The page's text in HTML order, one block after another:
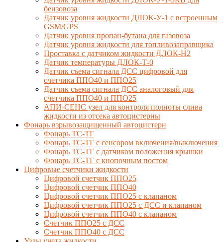
бензовоза
Датчик уровня жидкости ДЛОК-У-1 с встроенным
GSM/GPS
Датчик уровня пропан-бутана для газовоза
Датчик уровня жидкости для топливозаправщика
Проставка с датчиком жидкости ДЛОК-Н2
Датчик температуры ДЛОК-Т-0
Датчик съема сигнала ДСС цифровой для
счетчика ППО40 и ППО25
Датчик съема сигнала ДСС аналоговый для
счетчика ППО40 и ППО25
АПИ-СЕНС узел для контроля полноты слива
жидкости из отсека автоцистерны
Фонарь взрывозащищенный автоцистерн
Фонарь ТС-ТГ
Фонарь ТС-ТГ с сенсором включения/выключения
Фонарь ТС-ТГ с датчиком положения крышки
Фонарь ТС-ТГ с кнопочным постом
Цифровые счетчики жидкости
Цифровой счетчик ППО25
Цифровой счетчик ППО40
Цифровой счетчик ППО25 с клапаном
Цифровой счетчик ППО25 с ДСС и клапаном
Цифровой счетчик ППО40 с клапаном
Счетчик ППО25 с ДСС
Счетчик ППО40 с ДСС